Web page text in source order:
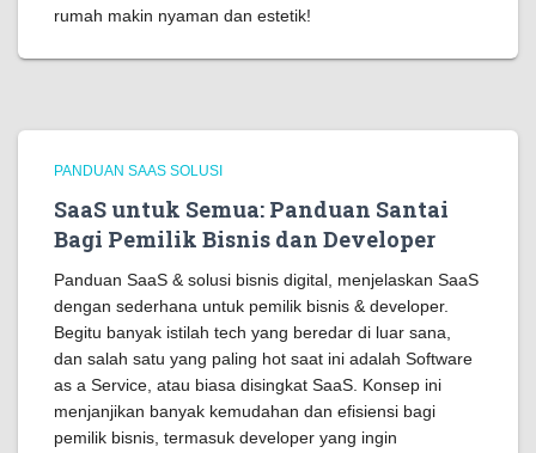
rumah makin nyaman dan estetik!
PANDUAN SAAS SOLUSI
SaaS untuk Semua: Panduan Santai
Bagi Pemilik Bisnis dan Developer
Panduan SaaS & solusi bisnis digital, menjelaskan SaaS
dengan sederhana untuk pemilik bisnis & developer.
Begitu banyak istilah tech yang beredar di luar sana,
dan salah satu yang paling hot saat ini adalah Software
as a Service, atau biasa disingkat SaaS. Konsep ini
menjanjikan banyak kemudahan dan efisiensi bagi
pemilik bisnis, termasuk developer yang ingin